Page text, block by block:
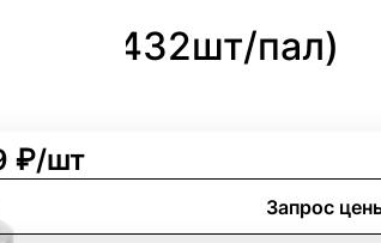
уп, 432шт/пал)
₽/шт
Запрос